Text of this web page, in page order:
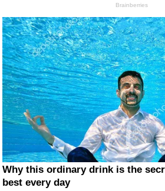
Brainberries
Why this ordinary drink is the
best every day